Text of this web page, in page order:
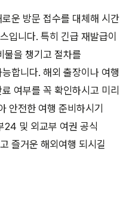
운 방문 접수를 대체해 시간
입니다. 특히 긴급 재발급이
물을 챙기고 절차를
합니다. 해외 출장이나 여행
여부를 꼭 확인하시고 미리
안전한 여행 준비하시기
24 및 외교부 여권 공식
즐거운 해외여행 되시길